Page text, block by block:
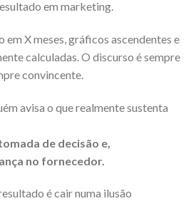
em marketing.
em X meses, gráficos ascendentes e
calculadas. O discurso é sempre
convincente.
avisa o que realmente sustenta
de decisão e,
no fornecedor.
é cair numa ilusão